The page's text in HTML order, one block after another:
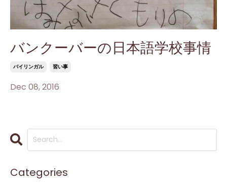
バンクーバーの日本語学校事情
バイリンガル 習い事
Dec 08, 2016
Categories